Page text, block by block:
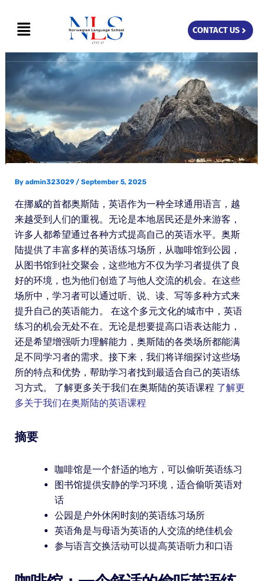
content
Menu CONTACT US
By admin323029 / September 5, 2025
在挪威的首都奥斯陆，英语作为一种全球通用语言，越
来越受到人们的重视。无论是本地居民还是外来游客，
许多人都希望通过各种方式提高自己的英语水平。奥斯
陆提供了丰富多样的英语练习场所，从咖啡馆到公园，
从图书馆到社交聚会，这些地方不仅为学习者提供了良
好的环境，也为他们创造了与他人交流的机会。在这些
场所中，学习者可以通过听、说、读、写等多种方式来
提升自己的英语能力。 在这个多元文化的城市中，英语
练习的机会无处不在。无论是想要提高口语表达能力，
还是希望增强听力理解能力，奥斯陆的各类场所都能满
足不同学习者的需求。接下来，我们将详细探讨这些场
所的特点和优势，帮助学习者找到最适合自己的英语练
习方式。 了解更多关于我们在奥斯陆的英语课程 了解更
多关于我们在奥斯陆的英语课程
摘要
咖啡馆是一个舒适的地方，可以偷听英语练习
图书馆提供安静的学习环境，适合偷听英语对
话
公园是户外休闲时刻的英语练习场所
英语角是与母语为英语的人交流的绝佳机会
参与语言交换活动可以提高英语听力和口语